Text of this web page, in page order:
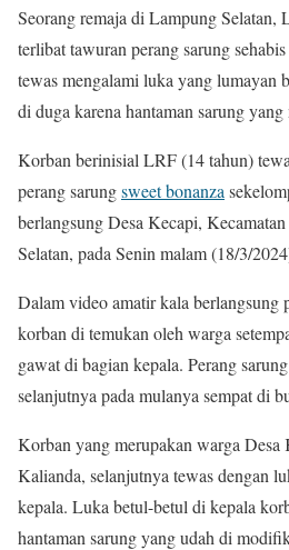
Seorang remaja di Lampung Selatan,
terlibat tawuran perang sarung
tewas mengalami luka yang lumayan
di duga karena hantaman sarung yang
Korban berinisial LRF (14 tahun)
perang sarungsweet bonanza
berlangsung Desa Kecapi,
Selatan, pada Senin malam (18/3/
Dalam video amatir kala berlangsung
korban di temukan oleh warga
gawat di bagian kepala. Perang
selanjutnya pada mulanya sempat di
Korban yang merupakan warga Desa
Kalianda, selanjutnya tewas dengan
kepala. Luka betul-betul di kepala
hantaman sarung yang udah di